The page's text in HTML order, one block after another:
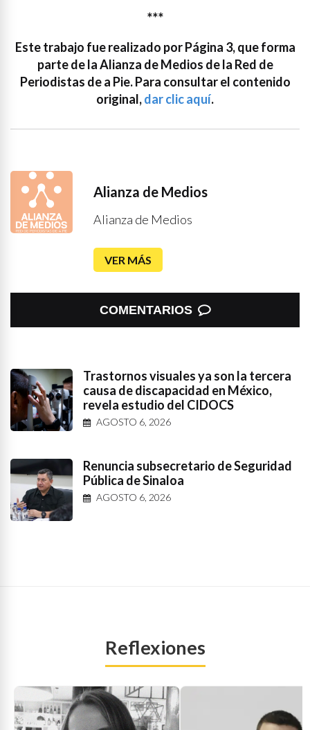
***
Este trabajo fue realizado por Página 3, que forma
parte de la Alianza de Medios de la Red de
Periodistas de a Pie. Para consultar el contenido
original,dar clic aquí.
Alianza de Medios
Alianza de Medios
VER MÁS
COMENTARIOS
Trastornos visuales ya son la tercera
causa de discapacidad en México,
revela estudio del CIDOCS
AGOSTO 6, 2026
Renuncia subsecretario de Seguridad
Pública de Sinaloa
AGOSTO 6, 2026
Reflexiones